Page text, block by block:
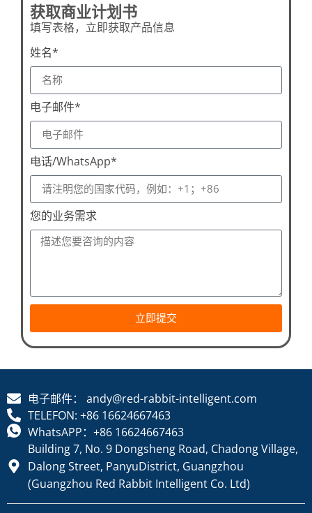
获取商业计划书
填写表格，立即获取产品信息
姓名*
电子邮件*
电话/WhatsApp*
您的业务需求
立即提交
电子邮件： andy@red-rabbit-intelligent.com
TELEFON: +86 16624667463
WhatsAPP：+86 16624667463
Building 7, No. 9 Dongsheng Road, Chadong Village,
Dalong Street, PanyuDistrict, Guangzhou
(Guangzhou Red Rabbit Intelligent Co. Ltd)